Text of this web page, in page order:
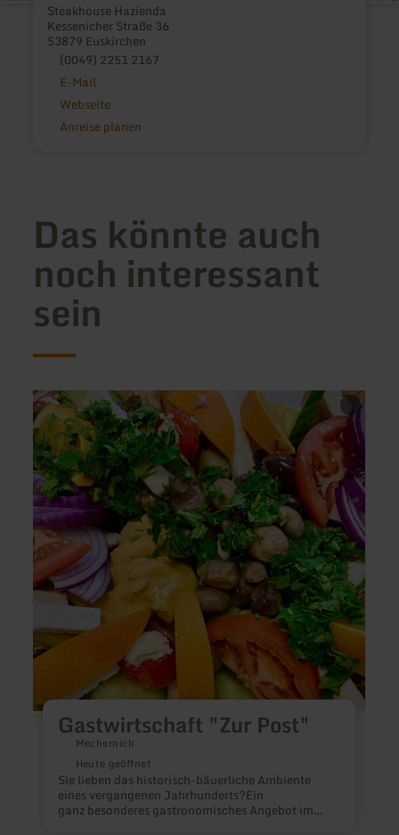
Steakhouse Hazienda
Kessenicher Straße 36
53879 Euskirchen
(0049) 2251 2167
E-Mail
Webseite
Anreise planen
Das könnte auch
noch interessant
sein
Gastwirtschaft "Zur Post"
Mechernich
Heute geöffnet
Sie lieben das historisch-bäuerliche Ambiente
eines vergangenen Jahrhunderts?Ein
ganz besonderes gastronomisches Angebot im
mehr
erfahren
zu:
Gastwirtschaft
"Zur
Post"
Grill